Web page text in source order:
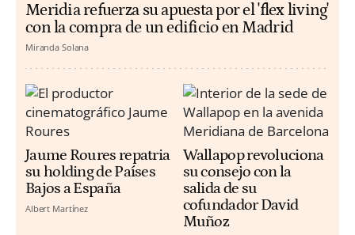
Meridia refuerza su apuesta por el 'flex living'
con la compra de un edificio en Madrid
Miranda Solana
Jaume Roures repatria
su holding de Países
Bajos a España
Albert Martínez
Wallapop revoluciona
su consejo con la
salida de su
cofundador David
Muñoz